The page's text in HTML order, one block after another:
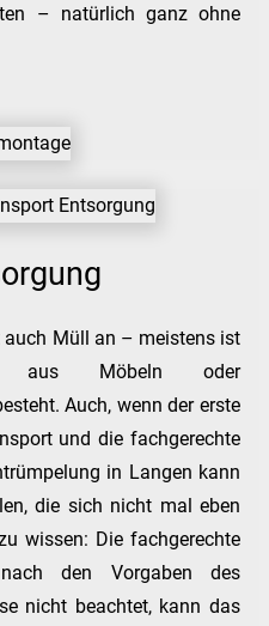
– natürlich ganz ohne
Müll an – meistens ist
aus Möbeln oder
Auch, wenn der erste
und die fachgerechte
in Langen kann
die sich nicht mal eben
wissen: Die fachgerechte
den Vorgaben des
nicht beachtet, kann das